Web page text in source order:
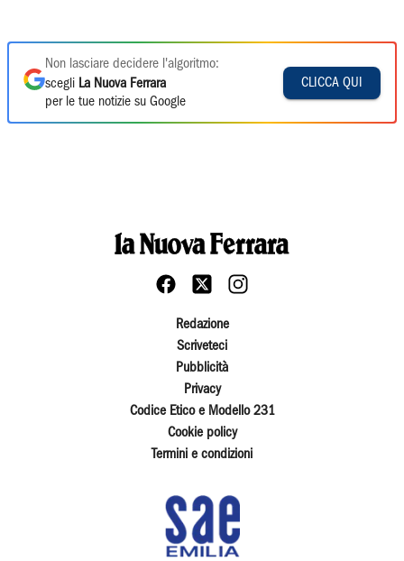
Non lasciare decidere l'algoritmo:
scegli La Nuova Ferrara
per le tue notizie su Google
CLICCA QUI
Redazione
Scriveteci
Pubblicità
Privacy
Codice Etico e Modello 231
Cookie policy
Termini e condizioni